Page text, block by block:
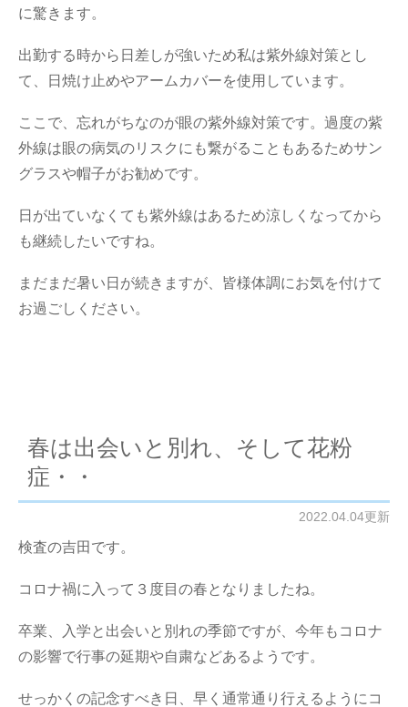
に驚きます。
出勤する時から日差しが強いため私は紫外線対策とし
て、日焼け止めやアームカバーを使用しています。
ここで、忘れがちなのが眼の紫外線対策です。過度の紫
外線は眼の病気のリスクにも繋がることもあるためサン
グラスや帽子がお勧めです。
日が出ていなくても紫外線はあるため涼しくなってから
も継続したいですね。
まだまだ暑い日が続きますが、皆様体調にお気を付けて
お過ごしください。
春は出会いと別れ、そして花粉
症・・
2022.04.04更新
検査の吉田です。
コロナ禍に入って３度目の春となりましたね。
卒業、入学と出会いと別れの季節ですが、今年もコロナ
の影響で行事の延期や自粛などあるようです。
せっかくの記念すべき日、早く通常通り行えるようにコ